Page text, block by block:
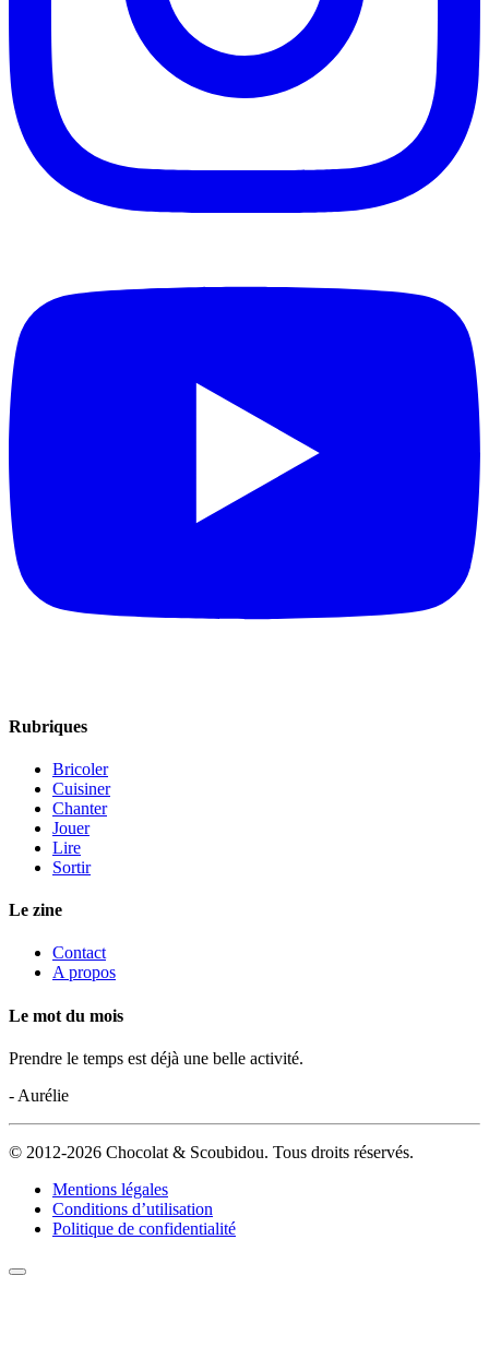
Rubriques
Bricoler
Cuisiner
Chanter
Jouer
Lire
Sortir
Le zine
Contact
A propos
Le mot du mois
Prendre le temps est déjà une belle activité.
- Aurélie
© 2012-2026 Chocolat & Scoubidou. Tous droits réservés.
Mentions légales
Conditions d’utilisation
Politique de confidentialité